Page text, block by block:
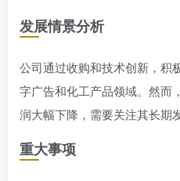
发展情景分析
公司通过收购和技术创新，积
字广告和化工产品领域。然而
润大幅下降，需要关注其长期
重大事项